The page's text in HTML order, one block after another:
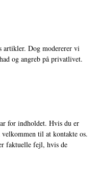
artikler. Dog modererer vi
og angreb på privatlivet.
for indholdet. Hvis du er
til at kontakte os.
faktuelle fejl, hvis de